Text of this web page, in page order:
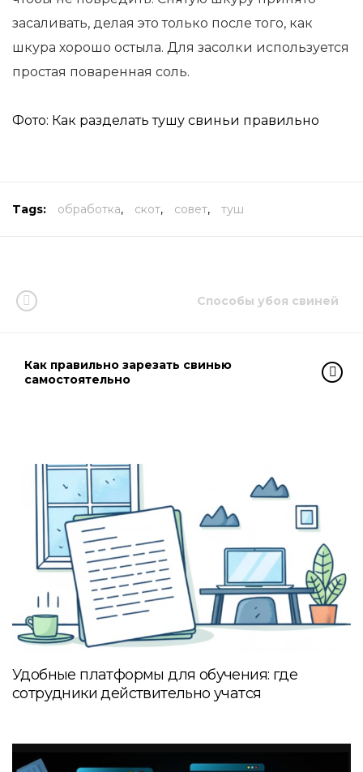
засаливать, делая это только после того, как
шкура хорошо остыла. Для засолки используется
простая поваренная соль.
Фото: Как разделать тушу свиньи правильно
Tags: обработка, скот, совет, туш
Способы убоя свиней
Как правильно зарезать свинью
самостоятельно
Удобные платформы для обучения: где
сотрудники действительно учатся